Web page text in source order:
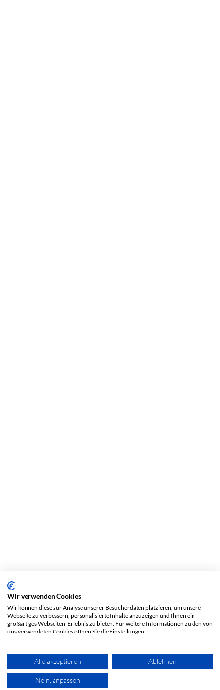
Wir verwenden Cookies
Wir können diese zur Analyse unserer Besucherdaten platzieren, um unsere
Webseite zu verbessern, personalisierte Inhalte anzuzeigen und Ihnen ein
großartiges Webseiten-Erlebnis zu bieten. Für weitere Informationen zu den von
uns verwendeten Cookies öffnen Sie die Einstellungen.
Alle akzeptieren Ablehnen
Nein, anpassen